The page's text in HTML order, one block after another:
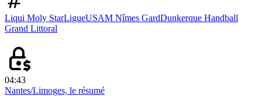
Liqui Moly StarLigueUSAM Nîmes GardDunkerque Handball
Grand Littoral
04:43
Nantes/Limoges, le résumé